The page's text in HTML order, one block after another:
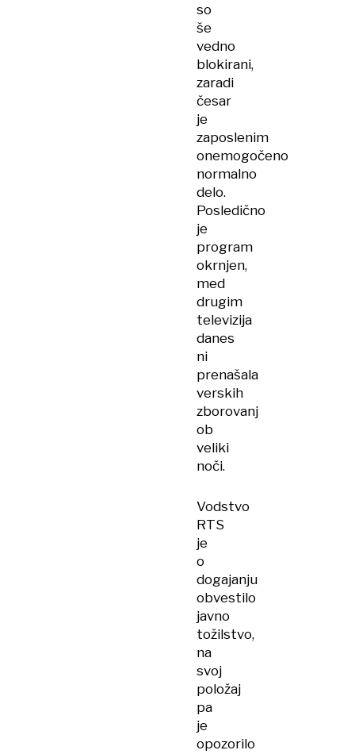
so
še
vedno
blokirani,
zaradi
česar
je
zaposlenim
onemogočeno
normalno
delo.
Posledično
je
program
okrnjen,
med
drugim
televizija
danes
ni
prenašala
verskih
zborovanj
ob
veliki
noči.
Vodstvo
RTS
je
o
dogajanju
obvestilo
javno
tožilstvo,
na
svoj
položaj
pa
je
opozorilo